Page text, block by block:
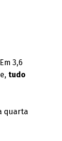
3,6
tudo
quarta